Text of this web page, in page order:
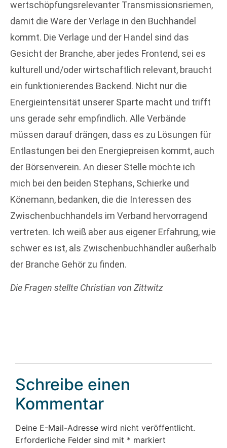
wertschöpfungsrelevanter Transmissionsriemen,
damit die Ware der Verlage in den Buchhandel
kommt. Die Verlage und der Handel sind das
Gesicht der Branche, aber jedes Frontend, sei es
kulturell und/oder wirtschaftlich relevant, braucht
ein funktionierendes Backend. Nicht nur die
Energieintensität unserer Sparte macht und trifft
uns gerade sehr empfindlich. Alle Verbände
müssen darauf drängen, dass es zu Lösungen für
Entlastungen bei den Energiepreisen kommt, auch
der Börsenverein. An dieser Stelle möchte ich
mich bei den beiden Stephans, Schierke und
Könemann, bedanken, die die Interessen des
Zwischenbuchhandels im Verband hervorragend
vertreten. Ich weiß aber aus eigener Erfahrung, wie
schwer es ist, als Zwischenbuchhändler außerhalb
der Branche Gehör zu finden.
Die Fragen stellte Christian von Zittwitz
Schreibe einen
Kommentar
Deine E-Mail-Adresse wird nicht veröffentlicht.
Erforderliche Felder sind mit * markiert